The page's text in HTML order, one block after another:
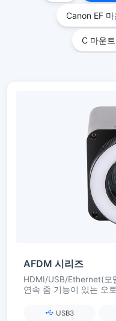
Canon EF
C 마운
AFDM 시리즈
HDMI/USB/Ethernet(모
연속 줌 기능이 있는 오
USB3